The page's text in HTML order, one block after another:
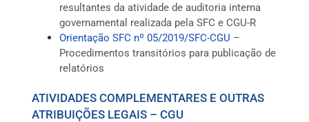
resultantes da atividade de auditoria interna
governamental realizada pela SFC e CGU-R
Orientação SFC nº 05/2019/SFC-CGU –
Procedimentos transitórios para publicação de
relatórios
ATIVIDADES COMPLEMENTARES E OUTRAS
ATRIBUIÇÕES LEGAIS – CGU